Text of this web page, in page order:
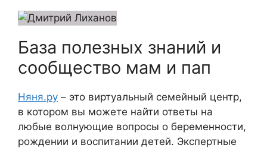
База полезных знаний и
сообщество мам и пап
Няня.ру – это виртуальный семейный центр,
в котором вы можете найти ответы на
любые волнующие вопросы о беременности,
рождении и воспитании детей. Экспертные